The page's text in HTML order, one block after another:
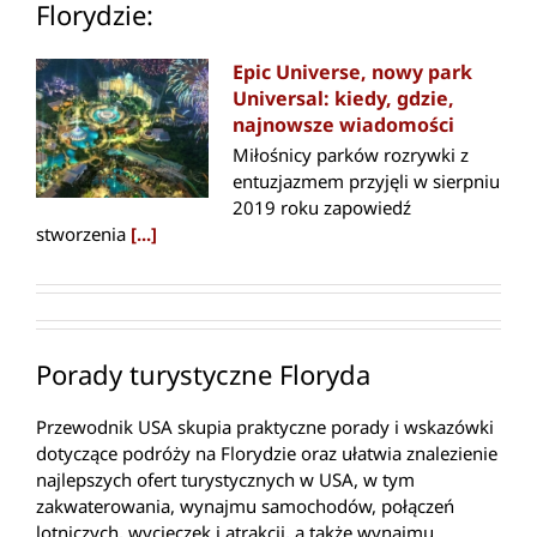
Florydzie:
Epic Universe, nowy park
Universal: kiedy, gdzie,
najnowsze wiadomości
Miłośnicy parków rozrywki z
entuzjazmem przyjęli w sierpniu
2019 roku zapowiedź
stworzenia [...]
Porady turystyczne Floryda
Przewodnik USA skupia praktyczne porady i wskazówki
dotyczące podróży na Florydzie oraz ułatwia znalezienie
najlepszych ofert turystycznych w USA, w tym
zakwaterowania, wynajmu samochodów, połączeń
lotniczych, wycieczek i atrakcji, a także wynajmu